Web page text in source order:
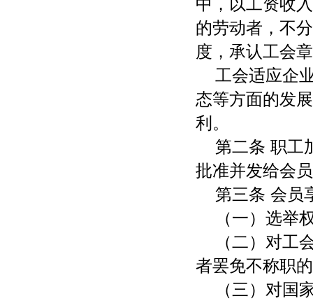
中，以工资收
的劳动者，不
度，承认工会
工会适应企
态等方面的发
利。
第二条 职工
批准并发给会
第三条 会员
（一）选举
（二）对工
者罢免不称职
（三）对国